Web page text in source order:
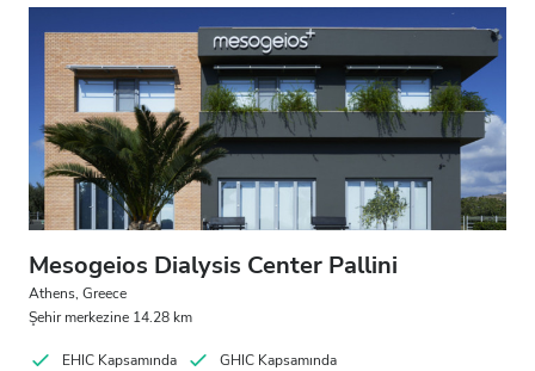
Mesogeios Dialysis Center Pallini
Athens, Greece
Şehir merkezine 14.28 km
EHIC Kapsamında GHIC Kapsamında